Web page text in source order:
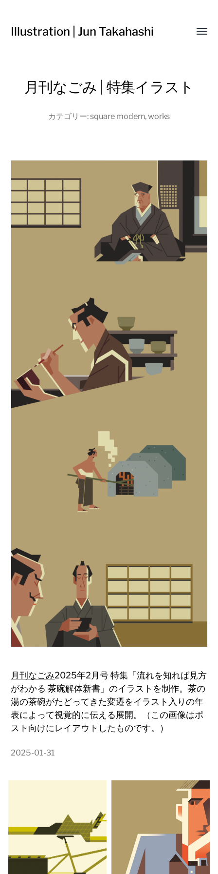
Illustration | Jun Takahashi
月刊なごみ | 特集イラスト
カテゴリー:square modern,works
月刊なごみ2025年2月号 特集「流れを知れば見方
がわかる 茶碗解体新書」のイラストを制作。茶の
湯の茶碗がたどってきた変遷をイラスト入りの年
表によって視覚的に伝える展開。（この画像はポ
スト向けにレイアウトしたものです。）
2025-01-31